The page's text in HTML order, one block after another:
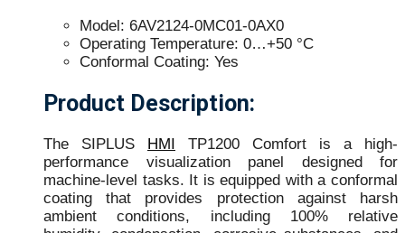
Model: 6AV2124-0MC01-0AX0
Operating Temperature: 0…+50 °C
Conformal Coating: Yes
Product Description:
The SIPLUS HMI TP1200 Comfort is a high-
performance visualization panel designed for
machine-level tasks. It is equipped with a conformal
coating that provides protection against harsh
ambient conditions, including 100% relative